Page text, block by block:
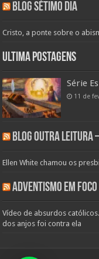
Blog Sétimo Dia
Cristo, a ponte sobre o
Ultima Postagens
Série
11 de
Blog Outra Leitura
Ellen White chamou os
Adventismo em Foco
Vídeo de absurdos
dos anjos foi contra ela